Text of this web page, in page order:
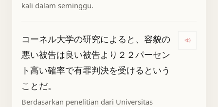
kali dalam seminggu.
コーネル大学の研究によると、容貌の
悪い被告は良い被告より２２パーセン
ト高い確率で有罪判決を受けるという
ことだ。
Berdasarkan penelitian dari Universitas